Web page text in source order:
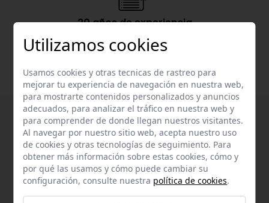
20 años de experiencia
Nachete lleva más de 20 años en el mercado de la
confección infantil.
Utilizamos cookies
Usamos cookies y otras tecnicas de rastreo para
mejorar tu experiencia de navegación en nuestra web,
para mostrarte contenidos personalizados y anuncios
adecuados, para analizar el tráfico en nuestra web y
para comprender de donde llegan nuestros visitantes.
Al navegar por nuestro sitio web, acepta nuestro uso
de cookies y otras tecnologías de seguimiento. Para
obtener más información sobre estas cookies, cómo y
por qué las usamos y cómo puede cambiar su
configuración, consulte nuestra política de cookies.